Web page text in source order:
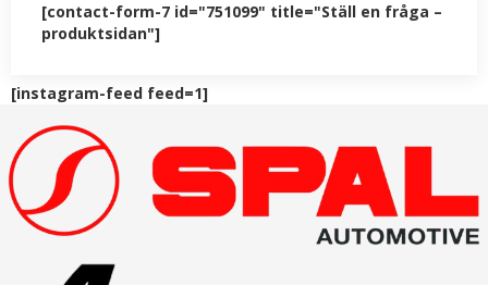
[contact-form-7 id="751099" title="Ställ en fråga –
produktsidan"]
[instagram-feed feed=1]